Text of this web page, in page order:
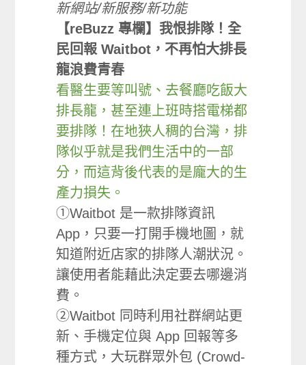
新網站/新服務/新功能
【reBuzz 專欄】我恨排隊！全
民回報 Waitbot，不再怕大排長
龍浪費青春
看醫生要等叫號、去餐廳吃飯大
排長龍，甚至連上班時搭電梯都
要排隊！在地狹人稠的台灣，排
隊似乎就是我們生活中的一部
分，而這背後代表的是龐大的生
產力損失。
①Waitbot 是一款排隊資訊
App，只要一打開手機地圖，就
知道附近店家的排隊人潮狀況。
讓使用者能藉此決定要去哪邊消
費。
②Waitbot 同時利用社群網站更
新、手機定位與 App 回報等多
種方式，大玩群眾外包 (Crowd-